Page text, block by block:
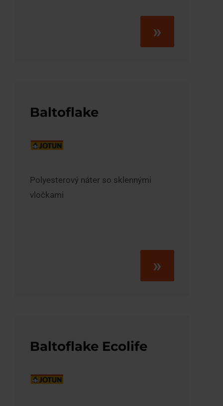
»
Baltoflake
Polyesterový náter so sklennými
vločkami
»
Baltoflake Ecolife